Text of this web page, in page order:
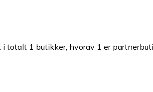
totalt 1 butikker, hvorav 1 er